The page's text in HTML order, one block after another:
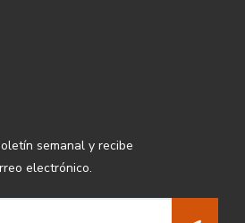
semanal y recibe
electrónico.